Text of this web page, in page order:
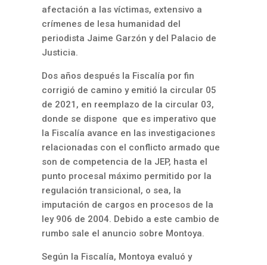
afectación a las víctimas, extensivo a
crímenes de lesa humanidad del
periodista Jaime Garzón y del Palacio de
Justicia.
Dos años después la Fiscalía por fin
corrigió de camino y emitió la circular 05
de 2021, en reemplazo de la circular 03,
donde se dispone que es imperativo que
la Fiscalía avance en las investigaciones
relacionadas con el conflicto armado que
son de competencia de la JEP, hasta el
punto procesal máximo permitido por la
regulación transicional, o sea, la
imputación de cargos en procesos de la
ley 906 de 2004. Debido a este cambio de
rumbo sale el anuncio sobre Montoya.
Según la Fiscalía, Montoya evaluó y